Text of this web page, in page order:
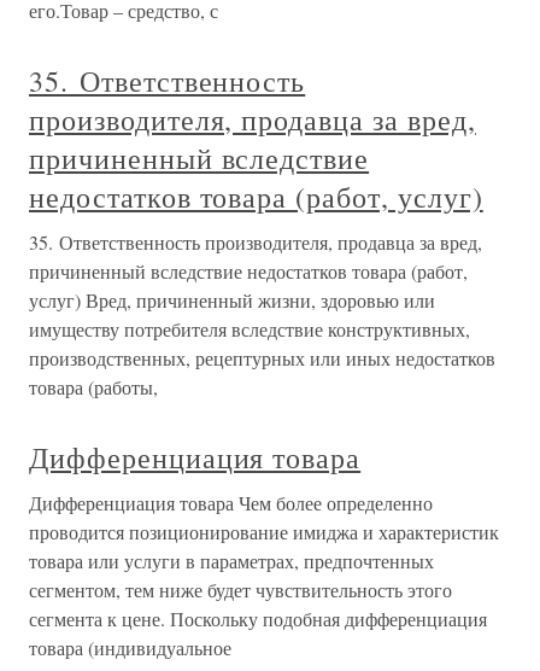
его.Товар – средство, с
35. Ответственность
производителя, продавца за вред,
причиненный вследствие
недостатков товара (работ, услуг)
35. Ответственность производителя, продавца за вред,
причиненный вследствие недостатков товара (работ,
услуг) Вред, причиненный жизни, здоровью или
имуществу потребителя вследствие конструктивных,
производственных, рецептурных или иных недостатков
товара (работы,
Дифференциация товара
Дифференциация товара Чем более определенно
проводится позиционирование имиджа и характеристик
товара или услуги в параметрах, предпочтенных
сегментом, тем ниже будет чувствительность этого
сегмента к цене. Поскольку подобная дифференциация
товара (индивидуальное